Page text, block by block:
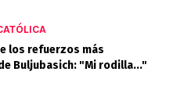
los refuerzos más
Buljubasich: "Mi rodilla..."